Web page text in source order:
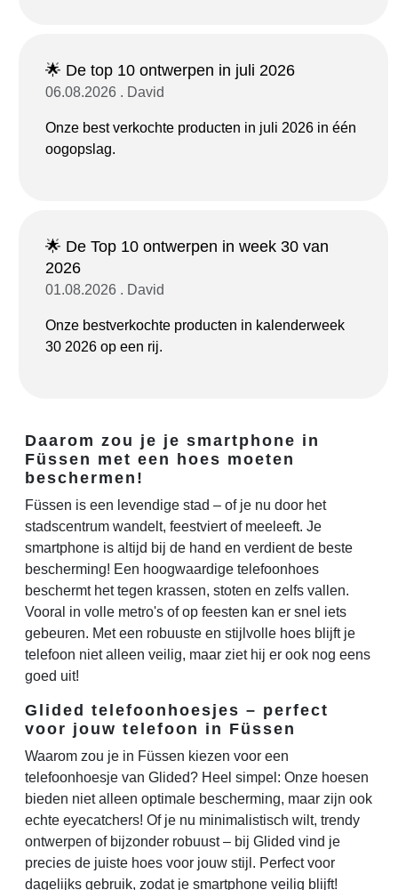
🌟 De top 10 ontwerpen in juli 2026
06.08.2026 . David
Onze best verkochte producten in juli 2026 in één
oogopslag.
🌟 De Top 10 ontwerpen in week 30 van
2026
01.08.2026 . David
Onze bestverkochte producten in kalenderweek
30 2026 op een rij.
Daarom zou je je smartphone in
Füssen met een hoes moeten
beschermen!
Füssen is een levendige stad – of je nu door het
stadscentrum wandelt, feestviert of meeleeft. Je
smartphone is altijd bij de hand en verdient de beste
bescherming! Een hoogwaardige telefoonhoes
beschermt het tegen krassen, stoten en zelfs vallen.
Vooral in volle metro's of op feesten kan er snel iets
gebeuren. Met een robuuste en stijlvolle hoes blijft je
telefoon niet alleen veilig, maar ziet hij er ook nog eens
goed uit!
Glided telefoonhoesjes – perfect
voor jouw telefoon in Füssen
Waarom zou je in Füssen kiezen voor een
telefoonhoesje van Glided? Heel simpel: Onze hoesen
bieden niet alleen optimale bescherming, maar zijn ook
echte eyecatchers! Of je nu minimalistisch wilt, trendy
ontwerpen of bijzonder robuust – bij Glided vind je
precies de juiste hoes voor jouw stijl. Perfect voor
dagelijks gebruik, zodat je smartphone veilig blijft!